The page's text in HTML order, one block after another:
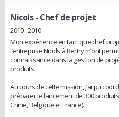
Nicols- Chef de projet
2010 - 2010
Mon expérience en tant que chef
l’entreprise Nicols à Bertry m’ont
connaissance dans la gestion de
produits.
Au cours de cette mission, j’ai pu
préparer le lancement de 300
Chine, Belgique et France).